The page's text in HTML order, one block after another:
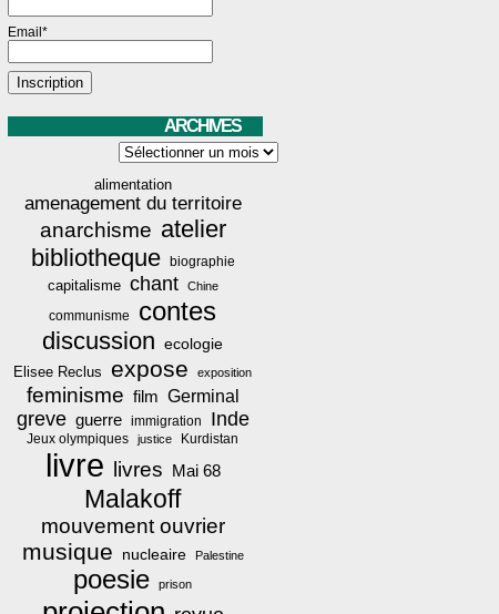
Email*
ARCHIVES
alimentation
amenagement du territoire
anarchisme atelier
bibliotheque
biographie
capitalisme chant Chine
communisme contes
discussion ecologie
Elisee Reclus expose exposition
feminisme film Germinal
greve guerre immigration Inde
Jeux olympiques justice Kurdistan
livre livres Mai 68
Malakoff
mouvement ouvrier
musique nucleaire Palestine
poesie prison